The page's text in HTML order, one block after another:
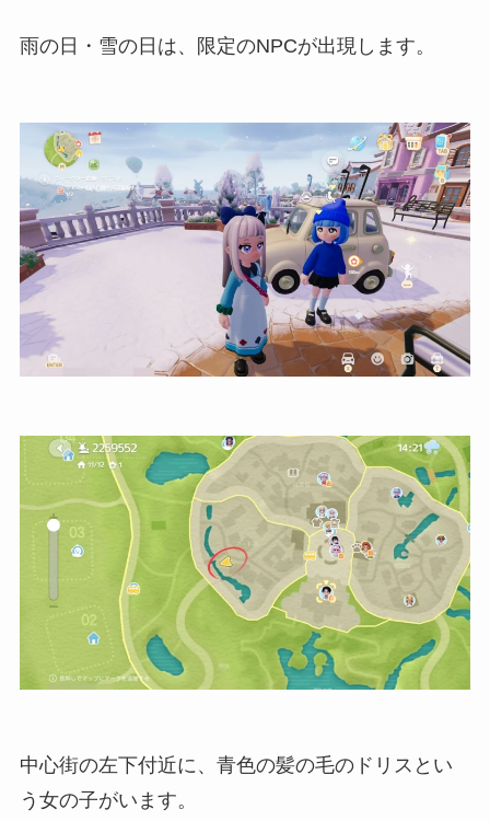
雨の日・雪の日は、限定のNPCが出現します。
中心街の左下付近に、青色の髪の毛のドリスとい
う女の子がいます。